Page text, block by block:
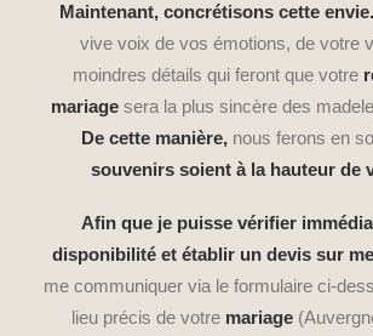
Maintenant, concrétisons cette envie.
vive voix de vos émotions, de votre
moindres détails qui feront que votre
mariagesera la plus sincère des
De cette manière,nous ferons en
souvenirs soient à la hauteur de
Afin que je puisse vérifier
disponibilité et établir un devis sur
me communiquer via le formulaire ci-
lieu précis de votre mariage